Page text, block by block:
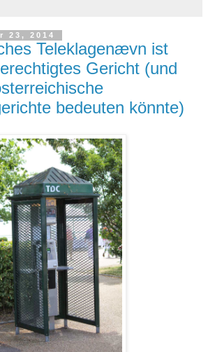
23, 2014
Teleklagenævn ist
Gericht (und
bedeuten könnte)